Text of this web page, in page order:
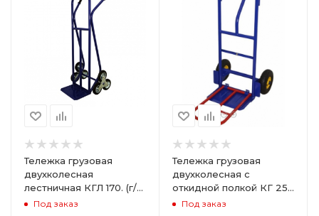
Тележка грузовая
двухколесная
лестничная КГЛ 170. (г/п
170 кг). Комплект
Под заказ
Тележка грузовая
двухколесная с
откидной полкой КГ 250
П. (г/п 250кг) без колёс
Под заказ